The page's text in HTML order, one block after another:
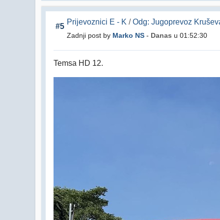
#5
Prijevoznici E - K /Odg: Jugoprevoz
Zadnji post by Marko NS - Danas u 01:52:30
Temsa HD 12.